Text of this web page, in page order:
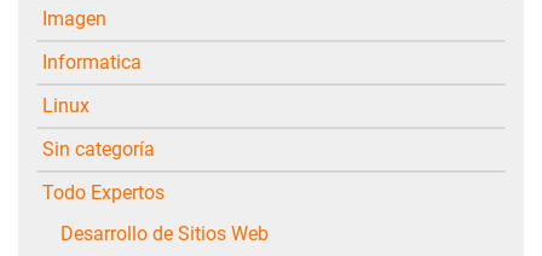
Imagen
Informatica
Linux
Sin categoría
Todo Expertos
Desarrollo de Sitios Web